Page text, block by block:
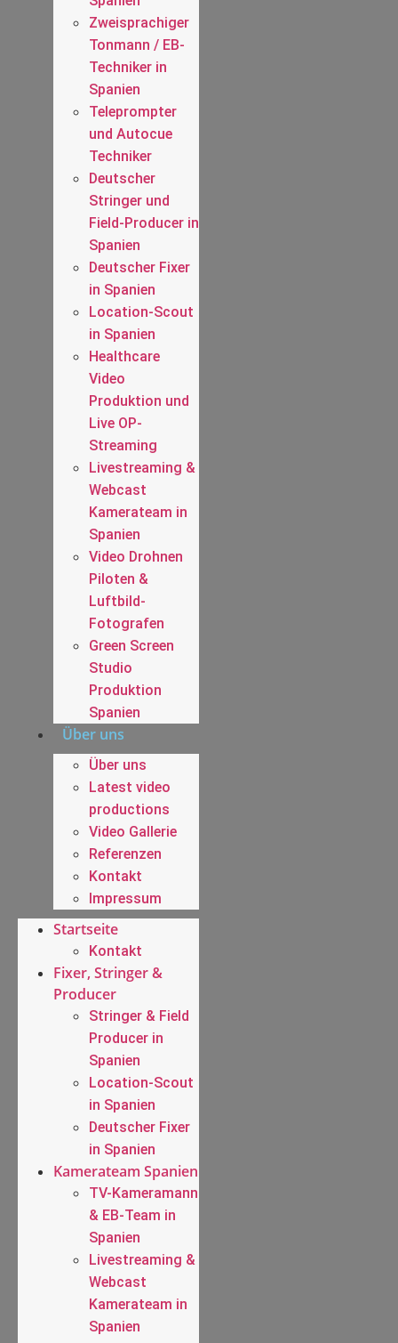
Zweisprachiger
Tonmann / EB-
Techniker in
Spanien
Teleprompter
und Autocue
Techniker
Deutscher
Stringer und
Field-Producer in
Spanien
Deutscher Fixer
in Spanien
Location-Scout
in Spanien
Healthcare
Video
Produktion und
Live OP-
Streaming
Livestreaming &
Webcast
Kamerateam in
Spanien
Video Drohnen
Piloten &
Luftbild-
Fotografen
Green Screen
Studio
Produktion
Spanien
Über uns
Über uns
Latest video
productions
Video Gallerie
Referenzen
Kontakt
Impressum
Startseite
Kontakt
Fixer, Stringer &
Producer
Stringer & Field
Producer in
Spanien
Location-Scout
in Spanien
Deutscher Fixer
in Spanien
Kamerateam Spanien
TV-Kameramann
& EB-Team in
Spanien
Livestreaming &
Webcast
Kamerateam in
Spanien